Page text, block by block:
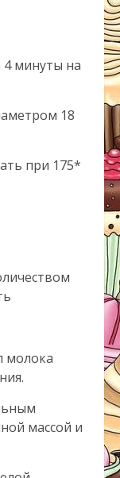
4 минуты на
18
при 175*
молока
массой и